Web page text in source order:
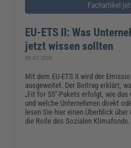
Fachartikel
EU-ETS II: Was
jetzt wissen sollten
09.07.2026
Mit dem EU-ETS II wird der
ausgeweitet. Der Beitrag erklärt,
„Fit for 55“-Pakets erfolgt, wie
und welche Unternehmen direkt
lesen Sie hier einen Überblick
die Rolle des Sozialen Klimafonds.